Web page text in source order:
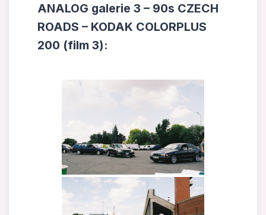
ANALOG galerie 3 – 90s CZECH
ROADS – KODAK COLORPLUS
200 (film 3):